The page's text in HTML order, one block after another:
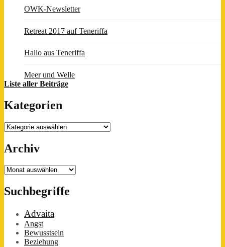
OWK-Newsletter
Retreat 2017 auf Teneriffa
Hallo aus Teneriffa
Meer und Welle
Liste aller Beiträge
Kategorien
Kategorien
Archiv
Archiv
Suchbegriffe
Advaita
Angst
Bewusstsein
Beziehung